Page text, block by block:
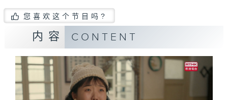
您喜欢这个节目吗?
内容 CONTENT